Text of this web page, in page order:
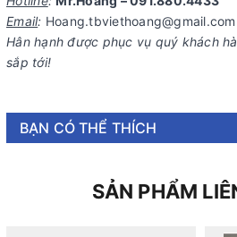
Email: Hoang.tbviethoang@gmail.com
Hân hạnh được phục vụ quý khách
sắp tới!
BẠN CÓ THỂ THÍCH
SẢN PHẨM